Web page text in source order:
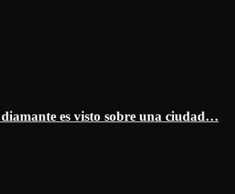
es visto sobre una ciudad…